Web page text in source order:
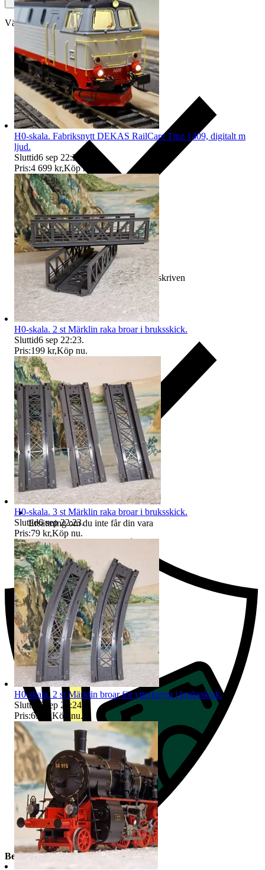
Välj till köparskydd
Ersättning om varan inte är som beskriven
Ersättning om du inte får din vara
Beskrivning
H0-skala. Fabriksnytt DEKAS RailCare Tmz 1409, digitalt m
ljud.
Sluttid6 sep 22:21
Pris:4 699 kr,Köp nu
H0-skala. 2 st Märklin raka broar i bruksskick.
Sluttid6 sep 22:23.
Pris:199 kr,Köp nu.
H0-skala. 3 st Märklin raka broar i bruksskick.
Sluttid6 sep 22:23.
Pris:79 kr,Köp nu.
H0-skala. 2 st Märklin broar för ytterkurva i bruksskick.
Sluttid
6 sep 22:24.
Pris:69 kr ,Köp nu.